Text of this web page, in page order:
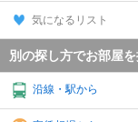
気になるリスト
別の探し方でお部屋
沿線・駅から